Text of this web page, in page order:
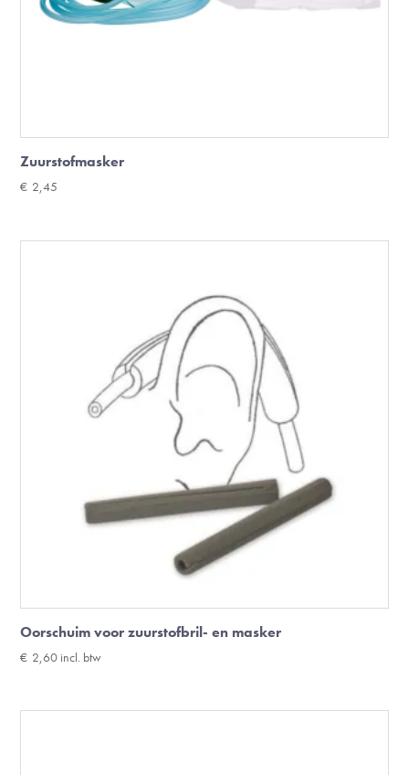
Zuurstofmasker
€ 2,45
Oorschuim voor zuurstofbril- en masker
€ 2,60 incl. btw